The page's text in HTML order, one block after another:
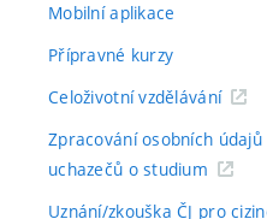
Mobilní aplikace
Přípravné kurzy
Celoživotní vzdělávání
Zpracování osobních údajů
uchazečů o studium
Uznání/zkouška ČJ pro